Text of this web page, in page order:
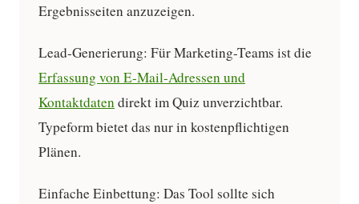
Ergebnisseiten anzuzeigen.
Lead-Generierung: Für Marketing-Teams ist die
Erfassung von E-Mail-Adressen und
Kontaktdatendirekt im Quiz unverzichtbar.
Typeform bietet das nur in kostenpflichtigen
Plänen.
Einfache Einbettung: Das Tool sollte sich